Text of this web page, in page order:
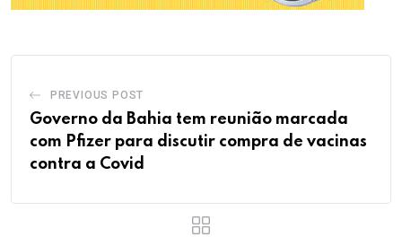
PREVIOUS POST
Governo da Bahia tem reunião marcada
com Pfizer para discutir compra de vacinas
contra a Covid